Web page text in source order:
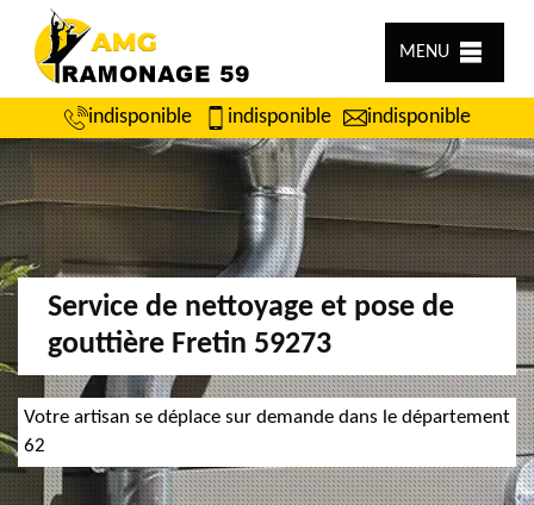
MENU
indisponible indisponible indisponible
Service de nettoyage et pose de
gouttière Fretin 59273
Votre artisan se déplace sur demande dans le département
62